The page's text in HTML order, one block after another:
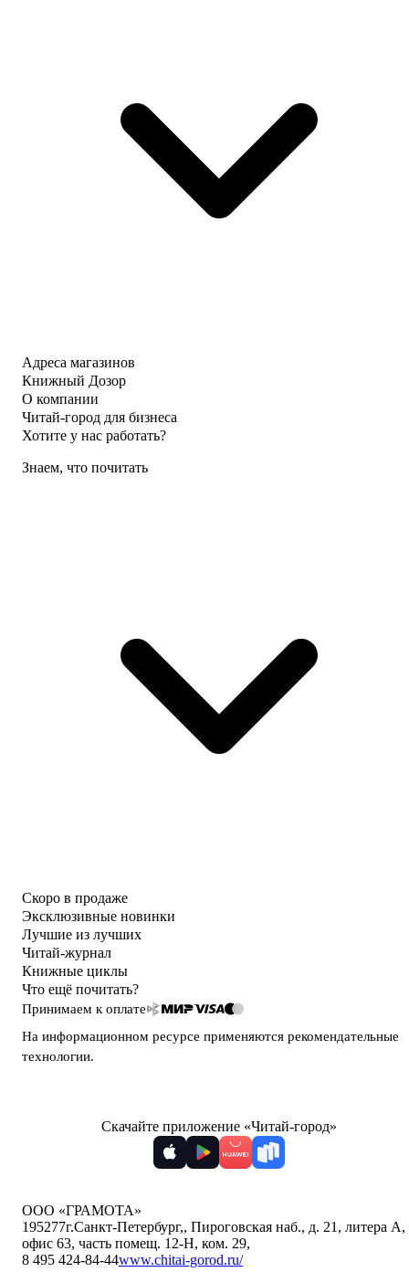
Адреса магазинов
Книжный Дозор
О компании
Читай-город для бизнеса
Хотите у нас работать?
Знаем, что почитать
Скоро в продаже
Эксклюзивные новинки
Лучшие из лучших
Читай-журнал
Книжные циклы
Что ещё почитать?
Принимаем к оплате
На информационном ресурсе применяются рекомендательные
технологии.
Скачайте приложение «Читай-город»
ООО «ГРАМОТА»
195277г.Санкт-Петербург,, Пироговская наб., д. 21, литера А,
офис 63, часть помещ. 12-Н, ком. 29,
8 495 424-84-44www.chitai-gorod.ru/